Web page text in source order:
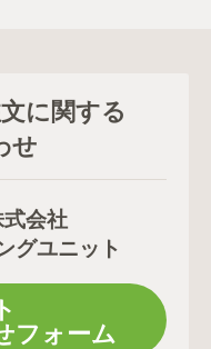
に関する
せ
会社
グユニット
フォーム